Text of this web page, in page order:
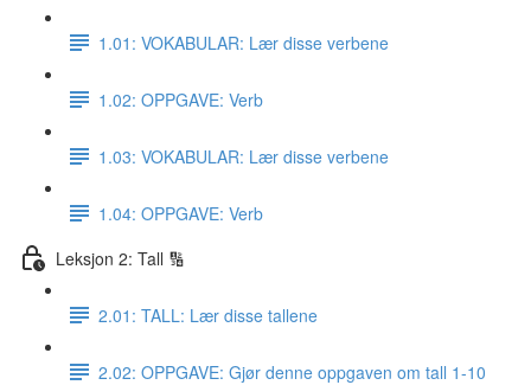
1.01: VOKABULAR: Lær disse verbene
1.02: OPPGAVE: Verb
1.03: VOKABULAR: Lær disse verbene
1.04: OPPGAVE: Verb
Leksjon 2: Tall 🔢
2.01: TALL: Lær disse tallene
2.02: OPPGAVE: Gjør denne oppgaven om tall 1-10